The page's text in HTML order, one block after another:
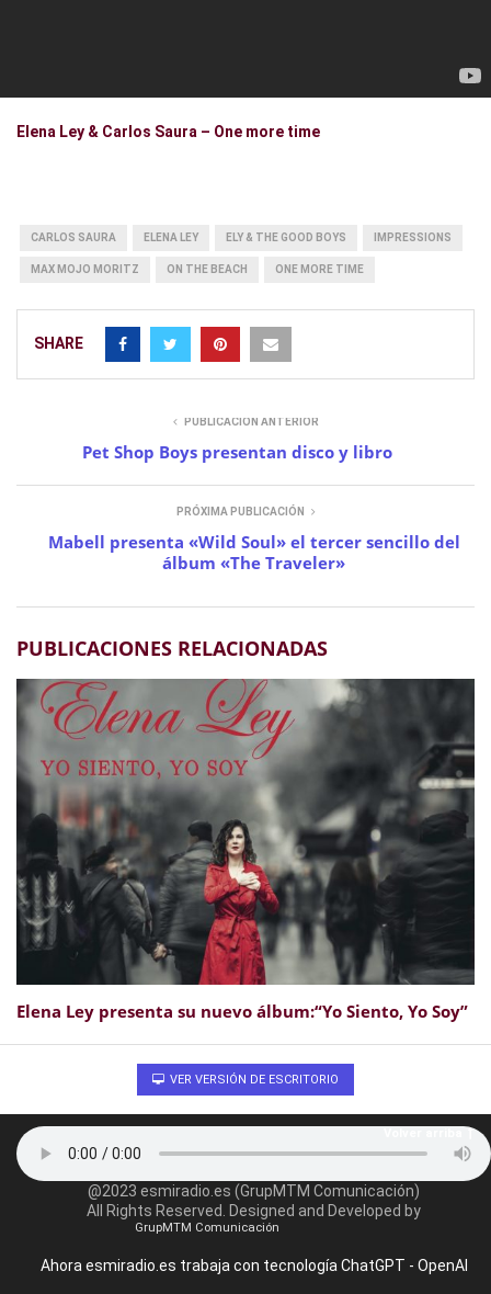
Elena Ley & Carlos Saura – One more time
CARLOS SAURA ELENA LEY ELY & THE GOOD BOYS IMPRESSIONS
MAX MOJO MORITZ ON THE BEACH ONE MORE TIME
SHARE
PUBLICACIÓN ANTERIOR
Pet Shop Boys presentan disco y libro
PRÓXIMA PUBLICACIÓN
Mabell presenta «Wild Soul» el tercer sencillo del
álbum «The Traveler»
PUBLICACIONES RELACIONADAS
Elena Ley presenta su nuevo álbum:“Yo Siento, Yo Soy”
VER VERSIÓN DE ESCRITORIO
@2023 esmiradio.es (GrupMTM Comunicación)
All Rights Reserved. Designed and Developed by
GrupMTM Comunicación
Ahora esmiradio.es trabaja con tecnología ChatGPT - OpenAI